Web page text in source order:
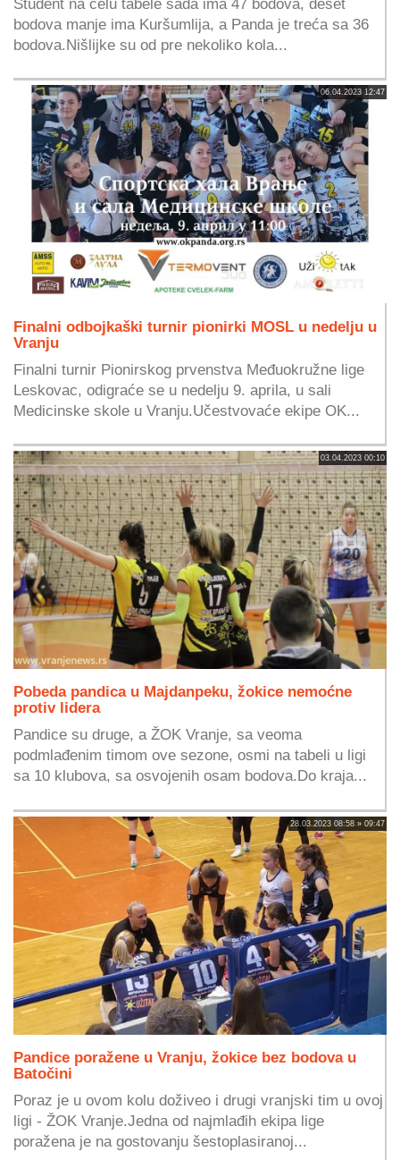
Student na čelu tabele sada ima 47 bodova, deset
bodova manje ima Kuršumlija, a Panda je treća sa 36
bodova.Nišlijke su od pre nekoliko kola...
06.04.2023 12:47
Finalni odbojkaški turnir pionirki MOSL u nedelju u
Vranju
Finalni turnir Pionirskog prvenstva Međuokružne lige
Leskovac, odigraće se u nedelju 9. aprila, u sali
Medicinske skole u Vranju.Učestvovaće ekipe OK...
03.04.2023 00:10
Pobeda pandica u Majdanpeku, žokice nemoćne
protiv lidera
Pandice su druge, a ŽOK Vranje, sa veoma
podmlađenim timom ove sezone, osmi na tabeli u ligi
sa 10 klubova, sa osvojenih osam bodova.Do kraja...
28.03.2023 08:58 » 09:47
Pandice poražene u Vranju, žokice bez bodova u
Batočini
Poraz je u ovom kolu doživeo i drugi vranjski tim u ovoj
ligi - ŽOK Vranje.Jedna od najmlađih ekipa lige
poražena je na gostovanju šestoplasiranoj...